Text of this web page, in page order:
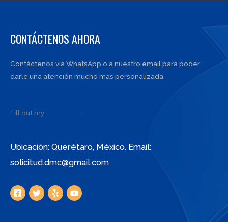
CONTÁCTENOS AHORA
Contáctenos vía WhatsApp o a nuestro email para poder
darle una atención mucho más personalizada
Fill out my .
Ubicación: Querétaro, México. Email:
solicitud.dmc@gmail.com